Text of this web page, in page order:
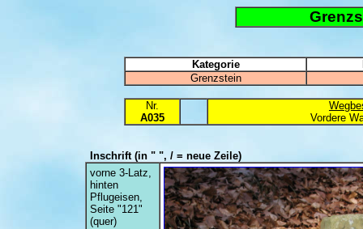
Kategorie
Grenzstein
Nr.
A035
Vordere
Inschrift(in " ", / = neue Zeile)
vorne 3-Latz,
hinten
Pflugeisen,
Seite "121"
(quer)